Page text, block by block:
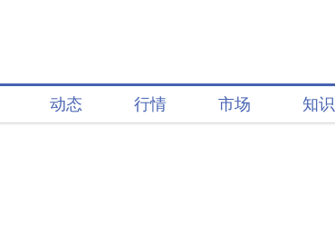
动态 行情 市场 知识